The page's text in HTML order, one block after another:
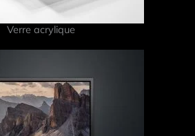
Verre acrylique